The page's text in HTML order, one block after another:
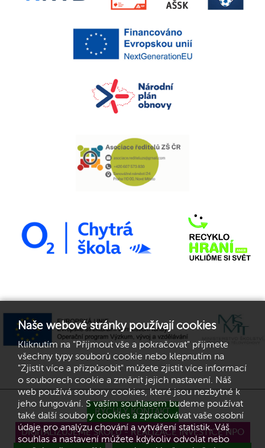
RYCHLÝ KONTAKT
DIGITALIZUJEME ŠKOLU - REALIZACE INVESTICE NPO
Naše webové stránky používají cookies
Kliknutím na "Přijmout vše a pokračovat" přijmete
všechny typy souborů cookie nebo klepnutím na
"Zjistit více a přizpůsobit" můžete zjistit více informací
o souborech cookie a změnit jejich nastavení. Náš
web používá soubory cookies, které jsou nezbytné k
jeho fungování. S vaším souhlasem budeme používat
také další soubory cookies a zpracovávat vaše osobní
údaje pro analýzu chování a vytváření statistik. Váš
souhlas a nastavení můžete kdykoliv odvolat nebo